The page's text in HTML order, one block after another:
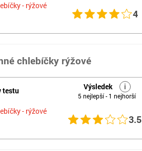
- rýžové
4
chlebíčky rýžové
testu Výsledek i
5 nejlepší - 1 nejhorší
- rýžové
3.5